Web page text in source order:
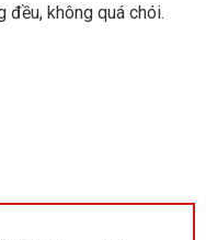
‌đều,‌ ‌không‌ ‌quá‌ ‌chói.‌